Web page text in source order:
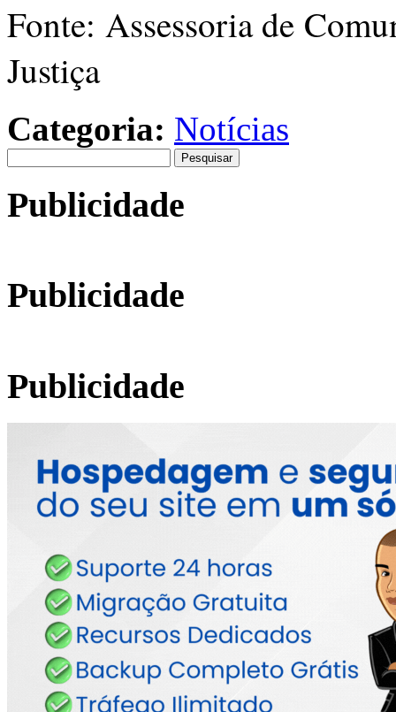
Fonte: Assessoria de
Justiça
Categoria: Notícias
por:
Publicidade
Publicidade
Publicidade